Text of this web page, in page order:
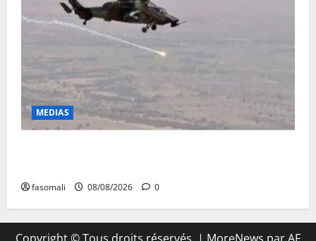
MEDIAS
fasomali 08/08/2026 0